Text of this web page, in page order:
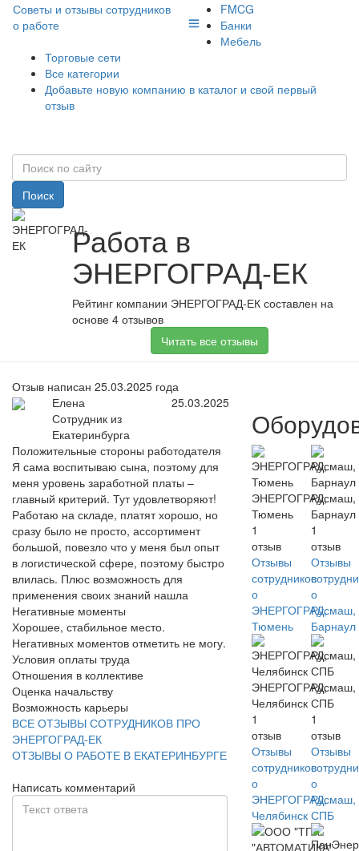
Советы и отзывы сотрудников
о работе
FMCG
Банки
Мебель
Торговые сети
Все категории
Добавьте новую компанию в каталог и свой первый
отзыв
Поиск
Работа в
ЭНЕРГОГРАД-ЕК
Рейтинг компании ЭНЕРГОГРАД-ЕК составлен на
основе 4 отзывов
Читать все отзывы
Отзыв написан 25.03.2025 года
Елена
Сотрудник из
Екатеринбурга
25.03.2025
Положительные стороны работодателя
Я сама воспитываю сына, поэтому для
меня уровень заработной платы –
главный критерий. Тут удовлетворяют!
Работаю на складе, платят хорошо, но
сразу было не просто, ассортимент
большой, повезло что у меня был опыт
в логистической сфере, поэтому быстро
влилась. Плюс возможность для
применения своих знаний нашла
Негативные моменты
Хорошее, стабильное место.
Негативных моментов отметить не могу.
Условия оплаты труда
Отношения в коллективе
Оценка начальству
Возможность карьеры
ВСЕ ОТЗЫВЫ СОТРУДНИКОВ ПРО
ЭНЕРГОГРАД-ЕК
ОТЗЫВЫ О РАБОТЕ В ЕКАТЕРИНБУРГЕ
Написать комментарий
ЭНЕРГОГРАД,
Тюмень
1
отзыв
Отзывы
сотрудников
о
ЭНЕРГОГРАД,
Тюмень
Русмаш,
Барнаул
1
отзыв
Отзывы
о
Русмаш,
Барнаул
ЭНЕРГОГРАД,
Челябинск
1
отзыв
Отзывы
сотрудников
о
ЭНЕРГОГРАД,
Челябинск
Русмаш,
СПБ
1
отзыв
Отзывы
о
Русмаш,
СПБ